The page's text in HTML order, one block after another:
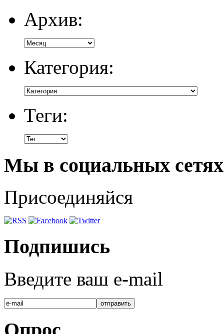
Архив:
Категория:
Теги:
Мы в социальных сетях
Присоединяйся
Подпишись
Введите ваш e-mail
Опрос